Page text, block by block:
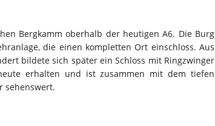
Bergkamm oberhalb der heutigen A6. Die Burg
die einen kompletten Ort einschloss. Aus
bildete sich später ein Schloss mit Ringzwinger
erhalten und ist zusammen mit dem tiefen
sehenswert.